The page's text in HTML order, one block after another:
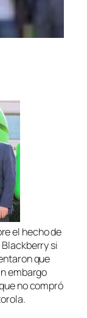
el hecho de
si
que
embargo
no compró